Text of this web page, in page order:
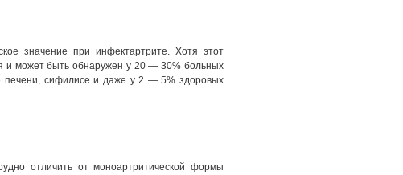
значение при инфектартрите. Хотя этот
и может быть обнаружен у 20 — 30% больных
печени, сифилисе и даже у 2 — 5% здоровых
отличить от моноартритической формы